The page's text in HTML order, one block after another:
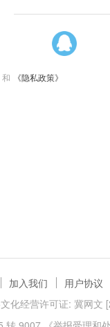
和 《隐私政策》
加入我们 用户协议
化经营许可证: 冀网文